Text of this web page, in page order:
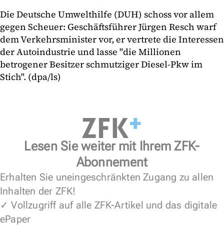
Die Deutsche Umwelthilfe (DUH) schoss vor allem
gegen Scheuer: Geschäftsführer Jürgen Resch warf
dem Verkehrsminister vor, er vertrete die Interessen
der Autoindustrie und lasse "die Millionen
betrogener Besitzer schmutziger Diesel-Pkw im
Stich". (dpa/ls)
Lesen Sie weiter mit Ihrem ZFK-
Abonnement
Erhalten Sie uneingeschränkten Zugang zu allen
Inhalten der ZFK!
✓ Vollzugriff auf alle ZFK-Artikel und das digitale
ePaper